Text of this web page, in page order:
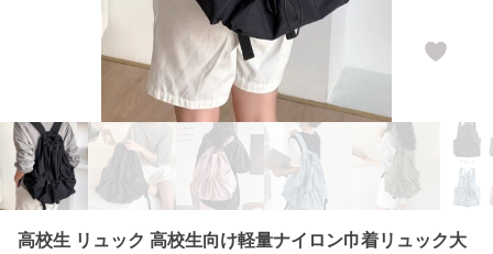
高校生 リュック 高校生向け軽量ナイロン巾着リュック大